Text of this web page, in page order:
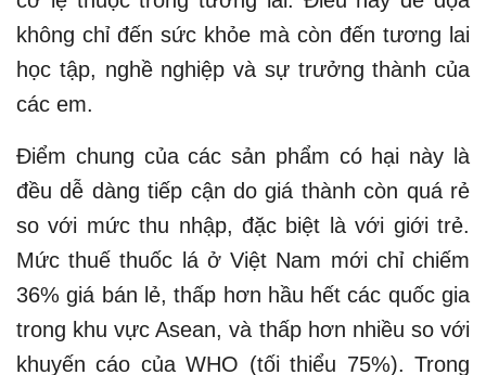
không chỉ đến sức khỏe mà còn đến tương lai
học tập, nghề nghiệp và sự trưởng thành của
các em.
Điểm chung của các sản phẩm có hại này là
đều dễ dàng tiếp cận do giá thành còn quá rẻ
so với mức thu nhập, đặc biệt là với giới trẻ.
Mức thuế thuốc lá ở Việt Nam mới chỉ chiếm
36% giá bán lẻ, thấp hơn hầu hết các quốc gia
trong khu vực Asean, và thấp hơn nhiều so với
khuyến cáo của WHO (tối thiểu 75%). Trong